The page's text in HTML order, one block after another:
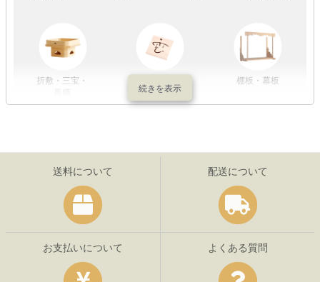
折敷・三宝・
棚板・幕板
送料について 配送について
お支払いについて よくある質問